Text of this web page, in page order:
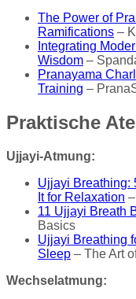
The Power of
Ramifications –
Integrating
Wisdom –
Pranayama
Training –
Praktische
Ujjayi-Atmung:
Ujjayi Breathing:
It for Relaxation
11 Ujjayi Breath
Basics
Ujjayi Breathing
Sleep – The Art
Wechselatmung: